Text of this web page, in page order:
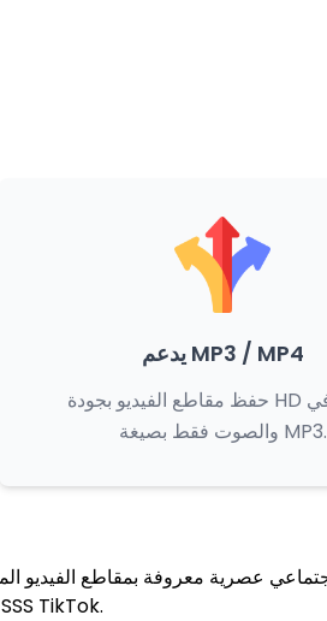
يدعم MP3 / MP4
حفظ مقاطع الفيديو بجودة HD في MP4
والصوت فقط بصيغة MP3.
في حفظه بدون علامة مائية. سأرشدك إلى كيفية تنزيل مقاطع فيديو تيك توك على الإنترنت بدون علامة مائية باستخدام أداتنا المجانية SSS TikTok.